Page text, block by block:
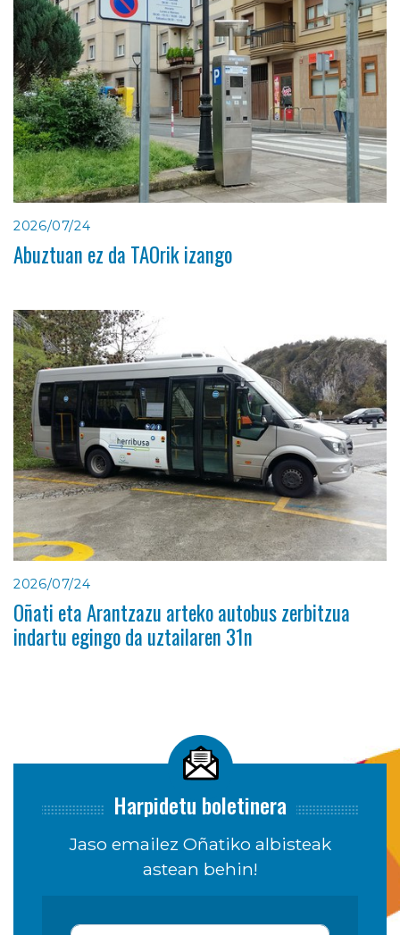
2026/07/24
Abuztuan ez da TAOrik izango
2026/07/24
Oñati eta Arantzazu arteko autobus zerbitzua
indartu egingo da uztailaren 31n
Harpidetu boletinera
Jaso emailez Oñatiko albisteak
astean behin!